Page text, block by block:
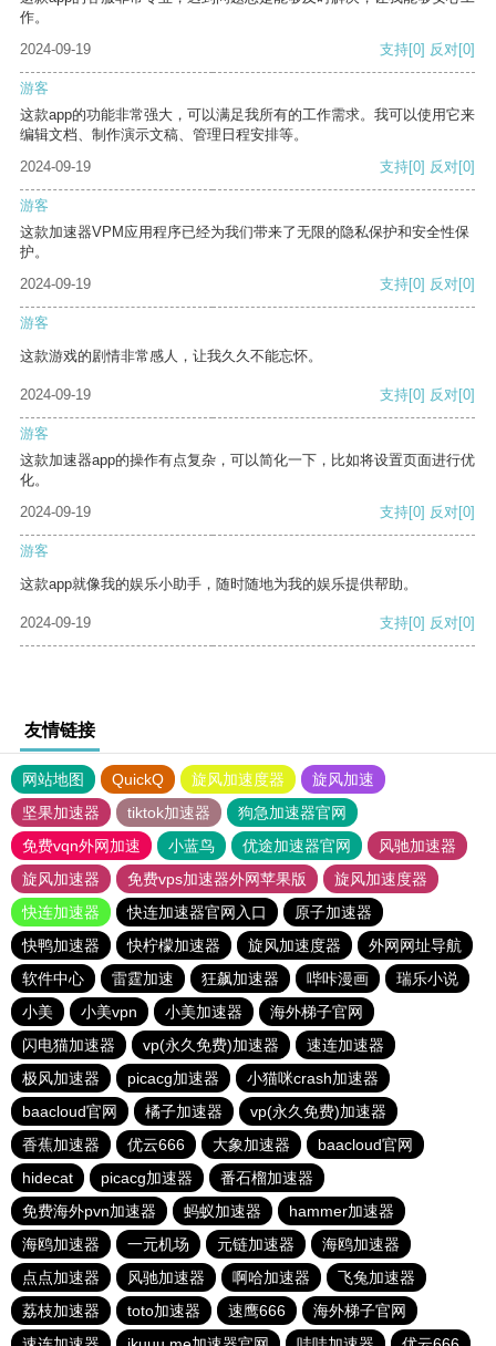
作。
2024-09-19
支持[0] 反对[0]
游客
这款app的功能非常强大，可以满足我所有的工作需求。我可以使用它来
编辑文档、制作演示文稿、管理日程安排等。
2024-09-19
支持[0] 反对[0]
游客
这款加速器VPM应用程序已经为我们带来了无限的隐私保护和安全性保
护。
2024-09-19
支持[0] 反对[0]
游客
这款游戏的剧情非常感人，让我久久不能忘怀。
2024-09-19 支持[0] 反对[0]
游客
这款加速器app的操作有点复杂，可以简化一下，比如将设置页面进行优
化。
2024-09-19
支持[0] 反对[0]
游客
这款app就像我的娱乐小助手，随时随地为我的娱乐提供帮助。
2024-09-19 支持[0] 反对[0]
友情链接
网站地图 QuickQ 旋风加速度器
旋风加速
坚果加速器
tiktok加速器
狗急加速器官网
免费vqn外网加速
小蓝鸟 优途加速器官网
风驰加速器
旋风加速器
免费vps加速器外网苹果版
旋风加速度器
快连加速器
快连加速器官网入口
原子加速器
快鸭加速器
快柠檬加速器 旋风加速度器
外网网址导航
软件中心
雷霆加速 狂飙加速器 哔咔漫画
瑞乐小说
小美
小美vpn 小美加速器
海外梯子官网
闪电猫加速器
vp(永久免费)加速器
速连加速器
极风加速器
picacg加速器
小猫咪crash加速器
baacloud官网
橘子加速器
vp(永久免费)加速器
香蕉加速器
优云666 大象加速器
baacloud官网
hidecat
picacg加速器
番石榴加速器
免费海外pvn加速器
蚂蚁加速器
hammer加速器
海鸥加速器
一元机场 元链加速器
海鸥加速器
点点加速器
风驰加速器 啊哈加速器
飞兔加速器
荔枝加速器
toto加速器 速鹰666
海外梯子官网